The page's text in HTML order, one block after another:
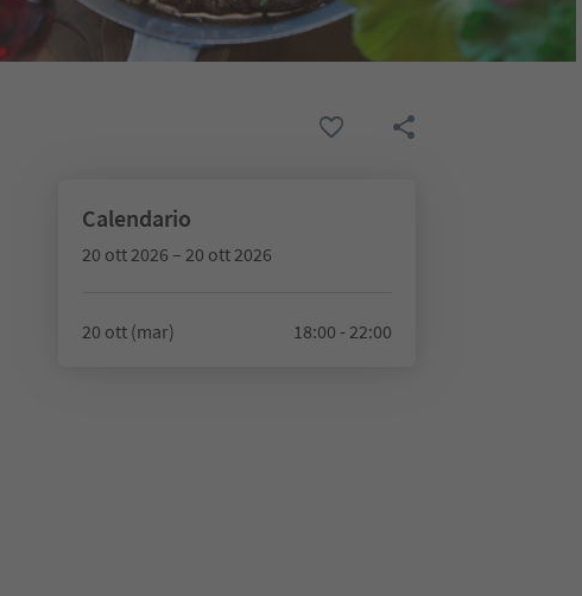
Calendario
20 ott 2026 – 20 ott 2026
20 ott (mar) 18:00 - 22:00